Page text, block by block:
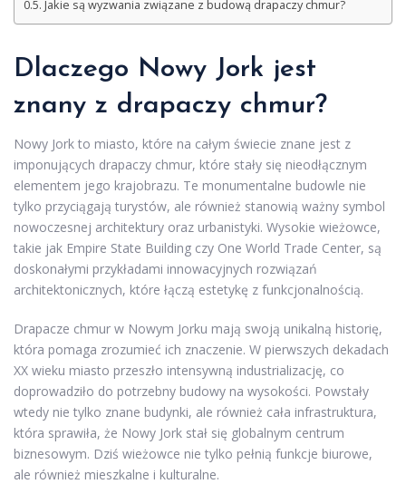
Jakie są wyzwania związane z budową drapaczy chmur?
Dlaczego Nowy Jork jest
znany z drapaczy chmur?
Nowy Jork to miasto, które na całym świecie znane jest z
imponujących drapaczy chmur, które stały się nieodłącznym
elementem jego krajobrazu. Te monumentalne budowle nie
tylko przyciągają turystów, ale również stanowią ważny symbol
nowoczesnej architektury oraz urbanistyki. Wysokie wieżowce,
takie jak Empire State Building czy One World Trade Center, są
doskonałymi przykładami innowacyjnych rozwiązań
architektonicznych, które łączą estetykę z funkcjonalnością.
Drapacze chmur w Nowym Jorku mają swoją unikalną historię,
która pomaga zrozumieć ich znaczenie. W pierwszych dekadach
XX wieku miasto przeszło intensywną industrializację, co
doprowadziło do potrzebny budowy na wysokości. Powstały
wtedy nie tylko znane budynki, ale również cała infrastruktura,
która sprawiła, że Nowy Jork stał się globalnym centrum
biznesowym. Dziś wieżowce nie tylko pełnią funkcje biurowe,
ale również mieszkalne i kulturalne.